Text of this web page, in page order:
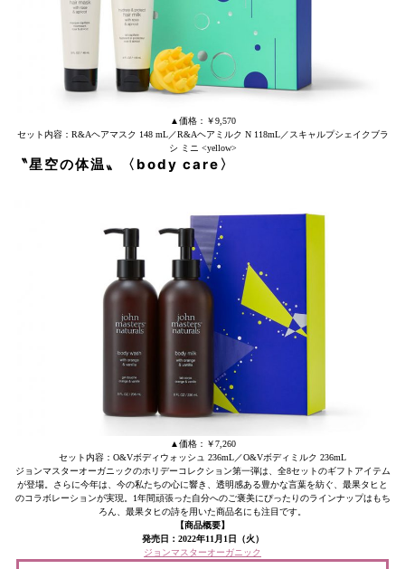
▲価格：￥9,570
セット内容：R&Aヘアマスク 148 mL／R&Aヘアミルク N 118mL／スキャルプシェイクブラ
シ ミニ <yellow>
〝星空の体温〟 〈body care〉
▲価格：￥7,260
セット内容：O&Vボディウォッシュ 236mL／O&Vボディミルク 236mL
ジョンマスターオーガニックのホリデーコレクション第一弾は、全8セットのギフトアイテム
が登場。さらに今年は、今の私たちの心に響き、透明感ある豊かな言葉を紡ぐ、最果タヒと
のコラボレーションが実現。1年間頑張った自分へのご褒美にぴったりのラインナップはもち
ろん、最果タヒの詩を用いた商品名にも注目です。
【商品概要】
発売日：2022年11月1日（火）
ジョンマスターオーガニック